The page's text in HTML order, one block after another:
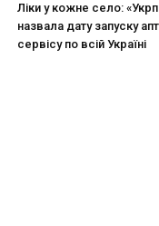
Ліки у кожне село:
назвала дату запуску
сервісу по всій Україні